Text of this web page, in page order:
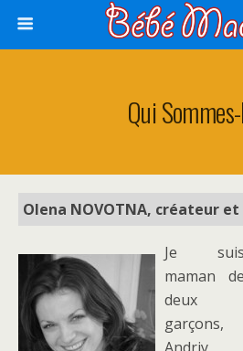
Qui
Olena NOVOTNA, créateur
Je suis
maman de
deux
garçons,